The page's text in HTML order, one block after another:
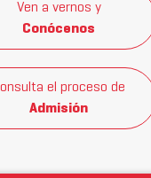
Ven a vernos y
Conócenos
el proceso de
Admisión